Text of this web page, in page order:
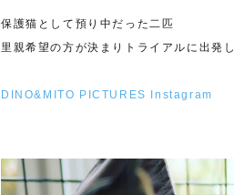
保護猫として預り中だった二匹
里親希望の方が決まりトライアルに出発
DINO&MITO PICTURES Instagram